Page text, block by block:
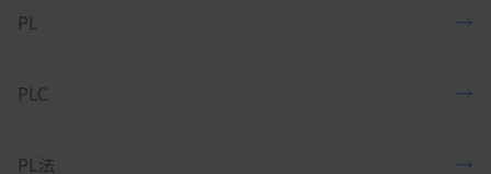
PL →
PLC →
PL法 →